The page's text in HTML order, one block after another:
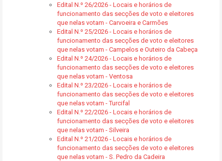
Edital N.º 26/2026 - Locais e horários de
funcionamento das secções de voto e eleitores
que nelas votam - Carvoeira e Carmões
Edital N.º 25/2026 - Locais e horários de
funcionamento das secções de voto e eleitores
que nelas votam - Campelos e Outeiro da Cabeça
Edital N.º 24/2026 - Locais e horários de
funcionamento das secções de voto e eleitores
que nelas votam - Ventosa
Edital N.º 23/2026 - Locais e horários de
funcionamento das secções de voto e eleitores
que nelas votam - Turcifal
Edital N.º 22/2026 - Locais e horários de
funcionamento das secções de voto e eleitores
que nelas votam - Silveira
Edital N.º 21/2026 - Locais e horários de
funcionamento das secções de voto e eleitores
que nelas votam - S. Pedro da Cadeira